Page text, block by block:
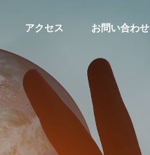
アクセス お問い合わせ